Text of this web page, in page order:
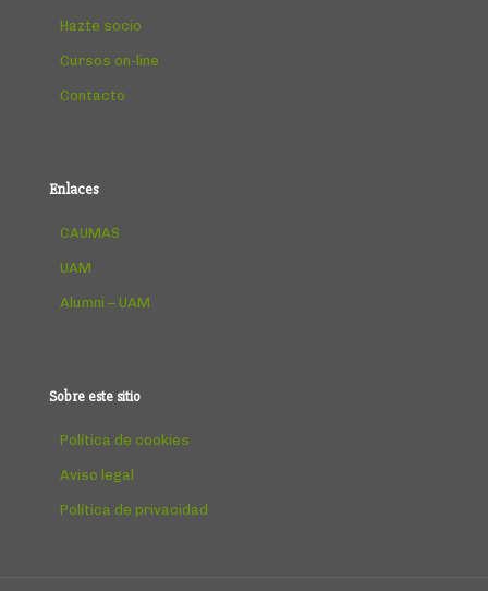
Hazte socio
Cursos on-line
Contacto
Enlaces
CAUMAS
UAM
Alumni – UAM
Sobre este sitio
Política de cookies
Aviso legal
Política de privacidad